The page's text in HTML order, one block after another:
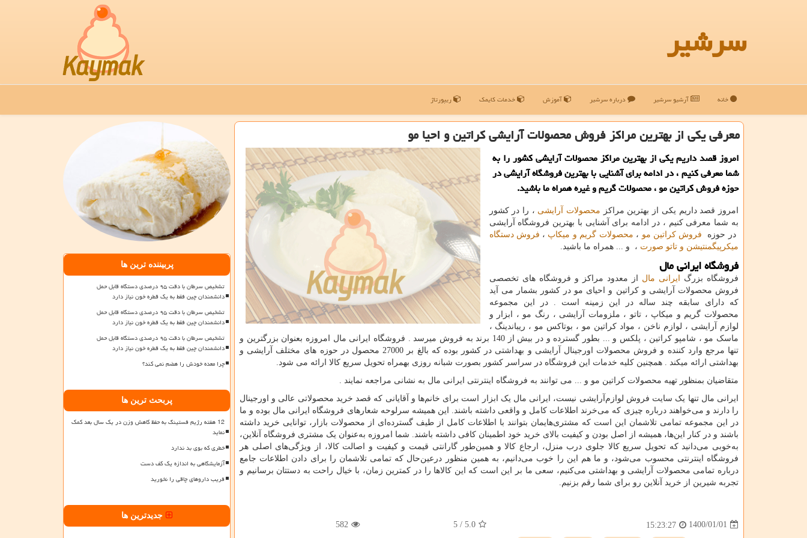
سرشیر
خانه آرشیو سرشیر درباره سرشیر آموزش خدمات کایمک ریپورتاژ
معرفی یكی از بهترین مراكز فروش محصولات آرایشی كراتین و احیا مو
امروز قصد داریم یكی از بهترین مراكز محصولات آرایشی كشور را به
شما معرفی كنیم ، در ادامه برای آشنایی با بهترین فروشگاه آرایشی در
حوزه فروش كراتین مو ، محصولات گریم و غیره همراه ما باشید.
امروز قصد داریم یکی از بهترین مراکز محصولات آرایشی ، را در کشور
به شما معرفی کنیم ، در ادامه برای آشنایی با بهترین فروشگاه آرایشی
در حوزه فروش کراتین مو ، محصولات گریم و میکاپ ، فروش دستگاه
میکرپیگمنتیشن و تاتو صورت ، و ... همراه ما باشید.
فروشگاه ایرانی مال
فروشگاه بزرگ ایرانی مال از معدود مراکز و فروشگاه های تخصصی
فروش محصولات آرایشی و کراتین و احیای مو در کشور بشمار می آید
که دارای سابقه چند ساله در این زمینه است . در این مجموعه
محصولات گریم و میکاپ ، تاتو ، ملزومات آرایشی ، رنگ مو ، ابزار و
لوازم آرایشی ، لوازم ناخن ، مواد کراتین مو ، بوتاکس مو ، ریباندینگ ،
ماسک مو ، شامپو کراتین ، پلکس و ... بطور گسترده و در بیش از 140 برند به فروش میرسد . فروشگاه ایرانی مال امروزه بعنوان بزرگترین و
تنها مرجع وارد کننده و فروش محصولات اورجینال آرایشی و بهداشتی در کشور بوده که بالغ بر 27000 محصول در حوزه های مختلف آرایشی و
بهداشتی ارائه میکند . همچنین کلیه خدمات این فروشگاه در سراسر کشور بصورت شبانه روزی بهمراه تحویل سریع کالا ارائه می شود.
متقاضیان بمنظور تهیه محصولات کراتین مو و ... می توانند به فروشگاه اینترنتی ایرانی مال به نشانی مراجعه نمایند .
ایرانی مال تنها یک سایت فروش لوازم‌آرایشی نیست، ایرانی مال یک ابزار است برای خانم‌ها و آقایانی که قصد خرید محصولاتی عالی و اورجینال
را دارند و می‌خواهند درباره چیزی که می‌خرند اطلاعات کامل و واقعی داشته باشند. این همیشه سرلوحه شعارهای فروشگاه ایرانی مال بوده و ما
در این مجموعه تمامی تلاشمان این است که مشتری‌هایمان بتوانند با اطلاعات کامل از طیف گسترده‌ای از محصولات بازار، توانایی خرید داشته
باشند و در کنار این‌ها، همیشه از اصل بودن و کیفیت بالای خرید خود اطمینان کافی داشته باشند. شما امروزه به‌عنوان یک مشتری فروشگاه آنلاین،
به‌خوبی می‌دانید که تحویل سریع کالا جلوی درب منزل، ارجاع کالا و همین‌طور گارانتی قیمت و کیفیت و اصالت کالا، از ویژگی‌های اصلی هر
فروشگاه اینترنتی محسوب می‌شود، و ما هم این را خوب می‌دانیم، به همین منظور درعین‌حال که تمامی تلاشمان را برای دادن اطلاعات جامع
درباره تمامی محصولات آرایشی و بهداشتی می‌کنیم، سعی ما بر این است که این کالاها را در کمترین زمان، با خیال راحت به دستتان برسانیم و
تجربه شیرین از خرید آنلاین رو برای شما رقم بزنیم.
1400/01/01
15:23:27
5.0
/
5
582
پربیننده ترین ها
تشخیص سرطان با دقت ۹۵ درصدی دستگاه قابل حمل
دانشمندان چین فقط به یک قطره خون نیاز دارد
تشخیص سرطان با دقت ۹۵ درصدی دستگاه قابل حمل
دانشمندان چین فقط به یک قطره خون نیاز دارد
تشخیص سرطان با دقت ۹۵ درصدی دستگاه قابل حمل
دانشمندان چین فقط به یک قطره خون نیاز دارد
چرا معده خودش را هضم نمی کند؟
پربحث ترین ها
12 هفته رژیم فستینگ به حفظ کاهش وزن در یک سال بعد کمک
نماید
خطری که بوی بد ندارد
آزمایشگاهی به اندازه یک کف دست
فریب داروهای چاقی را نخورید
جدیدترین ها